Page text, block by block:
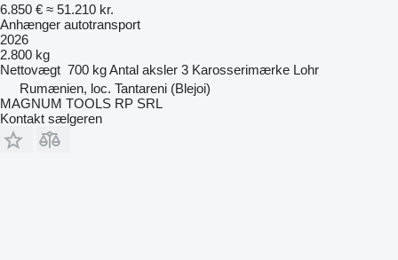
6.850 € ≈ 51.210 kr.
Anhænger autotransport
2026
2.800 kg
Nettovægt 700 kgAntal aksler 3 Karosserimærke Lohr
Rumænien, loc. Tantareni (Blejoi)
MAGNUM TOOLS RP SRL
Kontakt sælgeren